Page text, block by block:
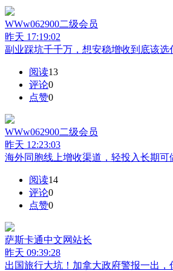
WWw062900二级会员
昨天 17:19:02
副业踩坑千千万，想安稳增收到底该选
阅读13
评论0
点赞0
WWw062900二级会员
昨天 12:23:03
海外同胞线上增收渠道，轻投入长期可
阅读14
评论0
点赞0
萨斯卡通中文网站长
昨天 09:39:28
出国旅行大坑！加拿大政府警报一出